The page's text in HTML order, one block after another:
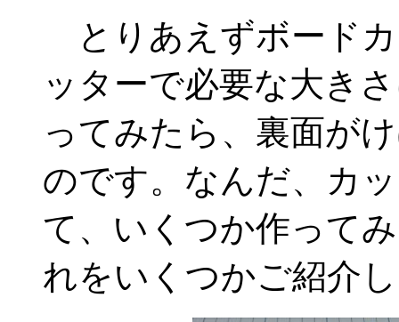
とりあえずボード
ッターで必要な大き
ってみたら、裏面が
のです。なんだ、カ
て、いくつか作って
れをいくつかご紹介